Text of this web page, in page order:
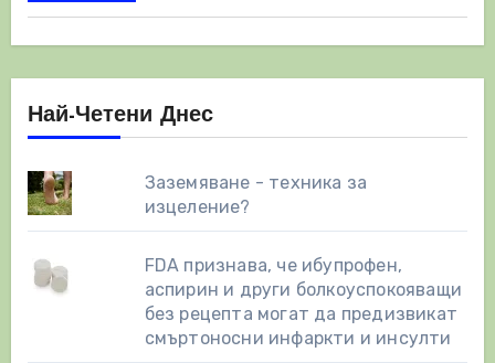
Най-Четени Днес
Заземяване - техника за
изцеление?
FDA признава, че ибупрофен,
аспирин и други болкоуспокояващи
без рецепта могат да предизвикат
смъртоносни инфаркти и инсулти